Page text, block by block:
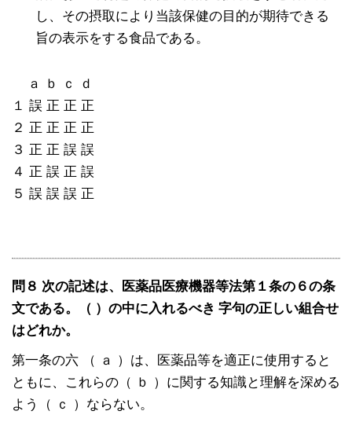
し、その摂取により当該保健の目的が期待できる
旨の表示をする食品である。
ａ ｂ ｃ ｄ
１ 誤 正 正 正
２ 正 正 正 正
３ 正 正 誤 誤
４ 正 誤 正 誤
５ 誤 誤 誤 正
問８ 次の記述は、医薬品医療機器等法第１条の６の条
文である。（ ）の中に入れるべき 字句の正しい組合せ
はどれか。
第一条の六 （ ａ ）は、医薬品等を適正に使用すると
ともに、これらの（ ｂ ）に関する知識と理解を深める
よう（ ｃ ）ならない。